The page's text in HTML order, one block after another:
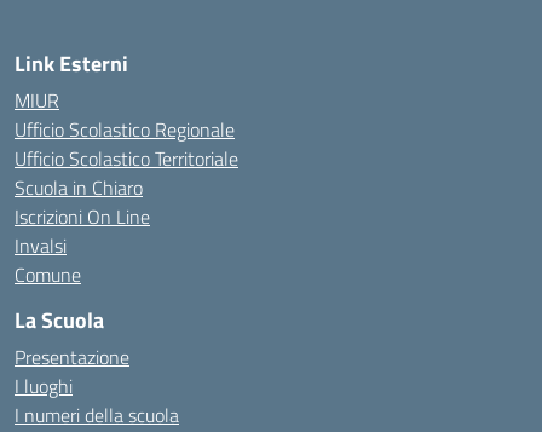
Link Esterni
MIUR
Ufficio Scolastico Regionale
Ufficio Scolastico Territoriale
Scuola in Chiaro
Iscrizioni On Line
Invalsi
Comune
La Scuola
Presentazione
I luoghi
I numeri della scuola